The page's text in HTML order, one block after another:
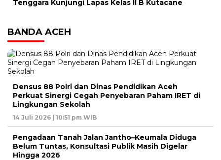
Tenggara Kunjungi Lapas Kelas II B Kutacane
BANDA ACEH
Densus 88 Polri dan Dinas Pendidikan Aceh
Perkuat Sinergi Cegah Penyebaran Paham IRET di
Lingkungan Sekolah
14 Juli 2026 | 10:51 pm WIB
Pengadaan Tanah Jalan Jantho–Keumala Diduga
Belum Tuntas, Konsultasi Publik Masih Digelar
Hingga 2026